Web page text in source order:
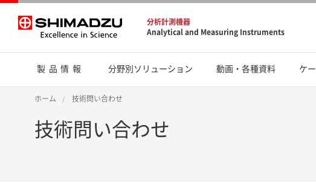
分析計測機器
Analytical and Measuring Instruments
製品情報 分野別ソリューション 動画・各種資料 ケ
ホーム 技術問い合わせ
技術問い合わせ